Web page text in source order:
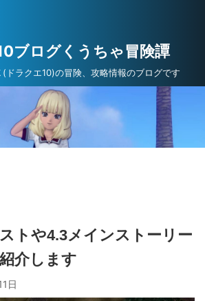
ブログくうちゃ冒険譚
(ドラクエ10)の冒険、攻略情報のブログです
トや4.3メインストーリー
介します
日